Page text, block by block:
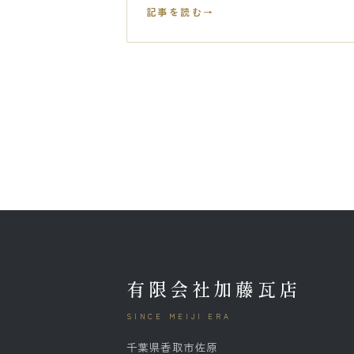
記事を読む
有限会社加藤瓦店
SINCE MEIJI ERA
千葉県香取市佐原